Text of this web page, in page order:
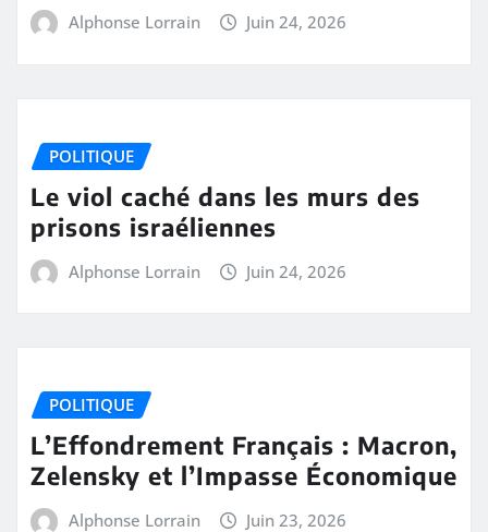
Alphonse Lorrain Juin 24, 2026
POLITIQUE
Le viol caché dans les murs des
prisons israéliennes
Alphonse Lorrain Juin 24, 2026
POLITIQUE
L’Effondrement Français : Macron,
Zelensky et l’Impasse Économique
Alphonse Lorrain Juin 23, 2026